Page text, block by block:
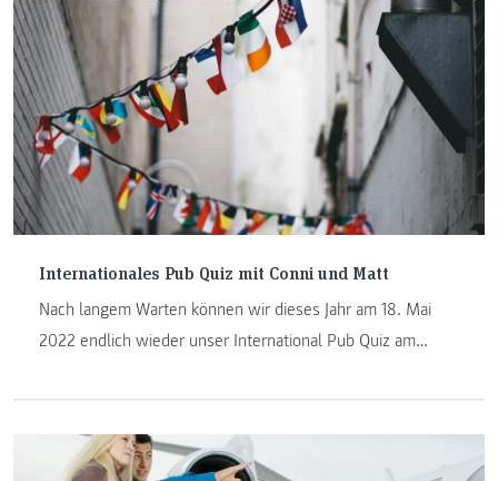
Internationales Pub Quiz mit Conni und Matt
Nach langem Warten können wir dieses Jahr am 18. Mai
2022 endlich wieder unser International Pub Quiz am